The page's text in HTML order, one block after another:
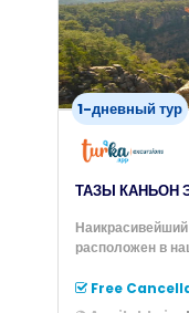
1-дневный тур
ТАЗЫ КАНЬОН
расположен в
Free